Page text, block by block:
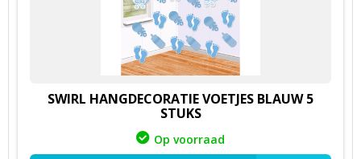
SWIRL HANGDECORATIE VOETJES BLAUW 5
STUKS
Op voorraad